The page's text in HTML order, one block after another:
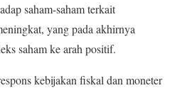
saham-saham terkait
yang pada akhirnya
saham ke arah positif.
kebijakan fiskal dan moneter